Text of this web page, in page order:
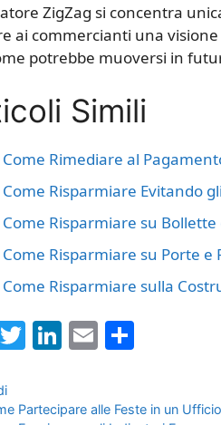
ZigZag si concentra
ai commercianti una
potrebbe muoversi in
Simili
Come Rimediare al
Come Risparmiare Evitando
Come Risparmiare su Bollette
Come Risparmiare su Porte e
Come Risparmiare sulla
T
Li E
Partecipare alle Feste in un Ufficio